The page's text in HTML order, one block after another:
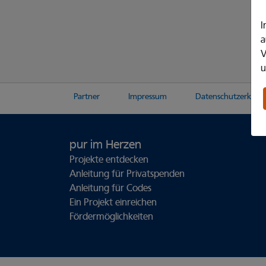
Partner Impressum
pur im Herzen
Projekte entdecken
Anleitung für Privatspenden
Anleitung für Codes
Ein Projekt einreichen
Fördermöglichkeiten